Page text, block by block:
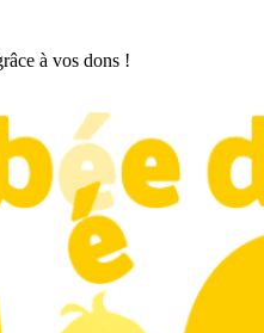
à vos dons !